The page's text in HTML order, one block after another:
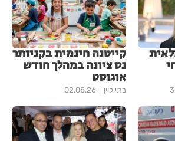
קייטנה חינמית בקניותר
נס ציונה במהלך חודש
אוגוסט
בתי לוין 02.08.26